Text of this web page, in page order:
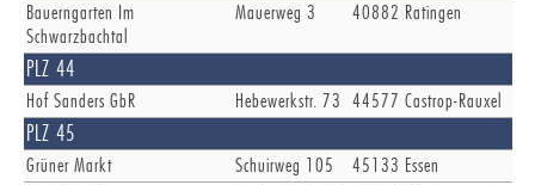
Bauerngarten Im
Schwarzbachtal
Mauerweg 3 40882 Ratingen
PLZ 44
Hof Sanders GbR Hebewerkstr. 73 44577 Castrop-Rauxel
PLZ 45
Grüner Markt Schuirweg 105 45133 Essen